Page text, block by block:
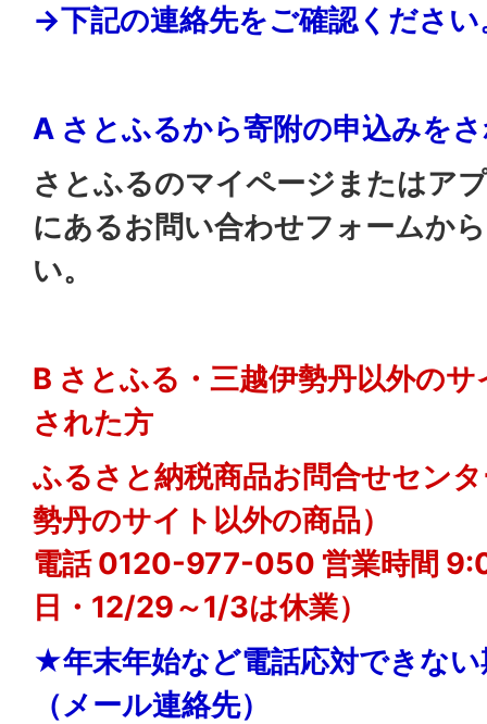
→下記の連絡先をご確認ください
A さとふるから寄附の申込みを
さとふるのマイページまたはア
にあるお問い合わせフォームか
い。
B さとふる・三越伊勢丹以外の
された方
ふるさと納税商品お問合せセン
勢丹のサイト以外の商品）
電話 0120-977-050 営業時間
日・12/29～1/3は休業）
★年末年始など電話応対できな
（メール連絡先）